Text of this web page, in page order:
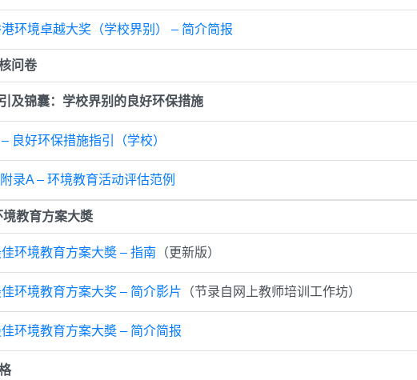
环境卓越大奖（学校界别） – 简介简报
问卷
及锦囊：学校界别的良好环保措施
良好环保措施指引（学校）
附录A – 环境教育活动评估范例
教育方案大奬
环境教育方案大奬 – 指南 （更新版）
环境教育方案大奖 – 简介影片 （节录自网上教师培训工作坊）
环境教育方案大奬 – 简介简报